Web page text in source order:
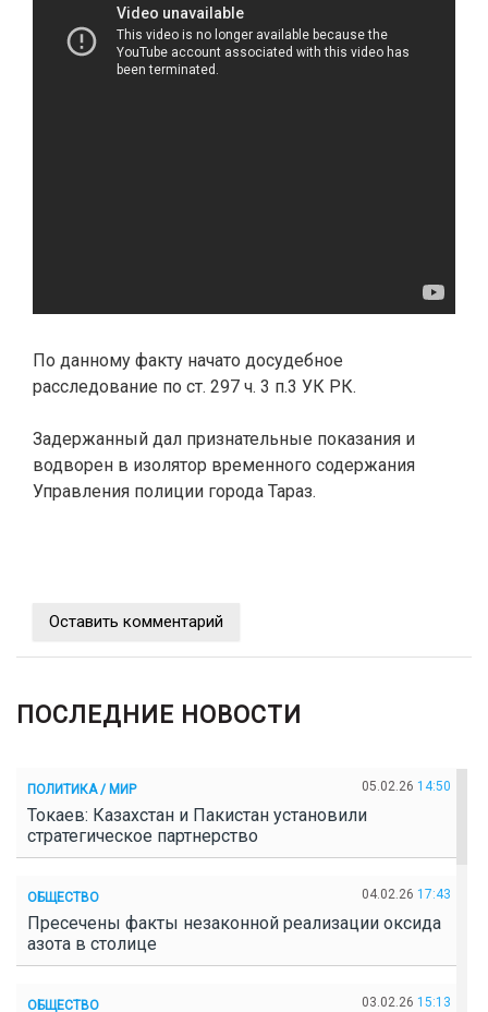
По данному факту начато досудебное
расследование по ст. 297 ч. 3 п.3 УК РК.
Задержанный дал признательные показания и
водворен в изолятор временного содержания
Управления полиции города Тараз.
Оставить комментарий
ПОСЛЕДНИЕ НОВОСТИ
ПОЛИТИКА / МИР 05.02.26 14:50
Токаев: Казахстан и Пакистан установили
стратегическое партнерство
ОБЩЕСТВО 04.02.26 17:43
Пресечены факты незаконной реализации оксида
азота в столице
ОБЩЕСТВО 03.02.26 15:13